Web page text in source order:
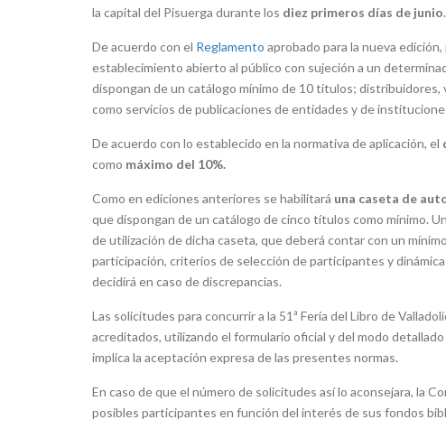
la capital del Pisuerga durante los diez primeros días de junio.
De acuerdo con el Reglamento aprobado para la nueva
establecimiento abierto al público con sujeción a un
dispongan de un catálogo mínimo de 10 títulos;
como servicios de publicaciones de entidades y de
De acuerdo con lo establecido en la normativa de aplicación, el
como máximo del 10%.
Como en ediciones anteriores se habilitará una caseta de
que dispongan de un catálogo de cinco títulos como mínimo.
de utilización de dicha caseta, que deberá contar con un
participación, criterios de selección de participantes y
decidirá en caso de discrepancias.
Las solicitudes para concurrir a la 51ª Feria del Libro de
acreditados, utilizando el formulario oficial y del modo
implica la aceptación expresa de las presentes normas.
En caso de que el número de solicitudes así lo aconsejara, la
posibles participantes en función del interés de sus fondos